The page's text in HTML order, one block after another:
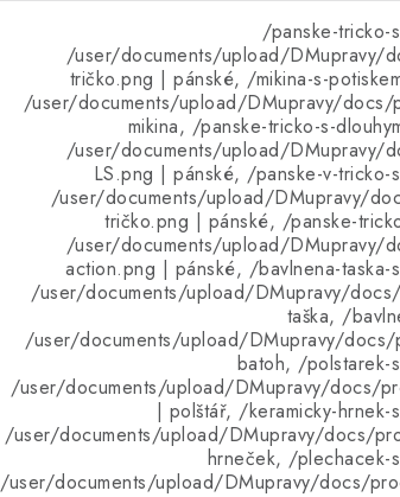
/panske-tricko-
/user/documents/upload/DMupravy/
tričko.png | pánské, /mikina-s-
/user/documents/upload/DMupravy/docs/
mikina, /panske-tricko-s-
/user/documents/upload/DMupravy/
LS.png | pánské, /panske-v-tricko-
/user/documents/upload/DMupravy/
tričko.png | pánské, /panske-
/user/documents/upload/DMupravy/
action.png | pánské, /bavlnena-taska-
/user/documents/upload/DMupravy/
taška, /
/user/documents/upload/DMupravy/
batoh, /polstarek-
/user/documents/upload/DMupravy/docs/
| polštář, /keramicky-
/user/documents/upload/DMupravy/docs/
hrneček, /plechacek-
/user/documents/upload/DMupravy/docs/